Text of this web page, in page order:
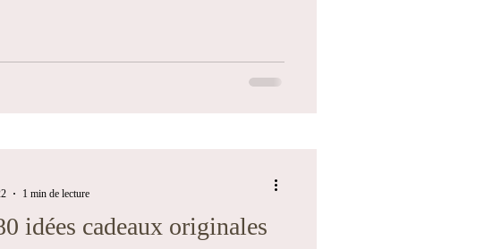
idées cadeaux originales
1 min de lecture